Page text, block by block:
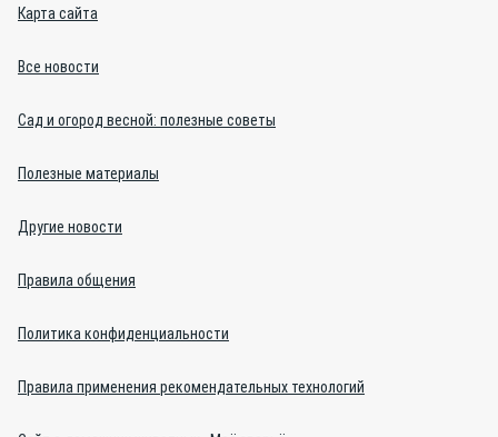
Карта сайта
Все новости
Сад и огород весной: полезные советы
Полезные материалы
Другие новости
Правила общения
Политика конфиденциальности
Правила применения рекомендательных технологий